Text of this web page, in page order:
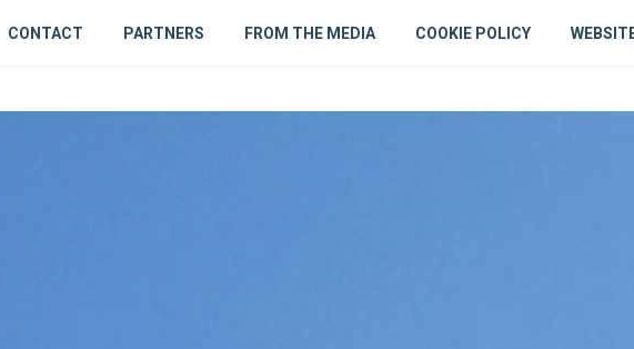
CONTACT PARTNERS FROM THE MEDIA COOKIE POLICY